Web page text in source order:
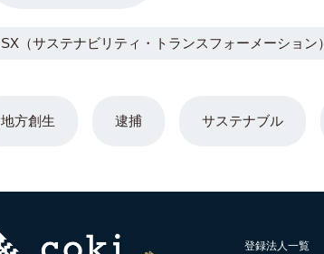
地方創生 逮捕 サステナブル
SX（サステナビリティ・トランスフォーメーション）
登録法人一覧